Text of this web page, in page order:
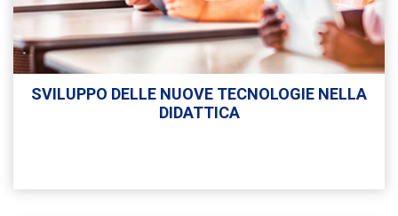
SVILUPPO DELLE NUOVE TECNOLOGIE NELLA
DIDATTICA